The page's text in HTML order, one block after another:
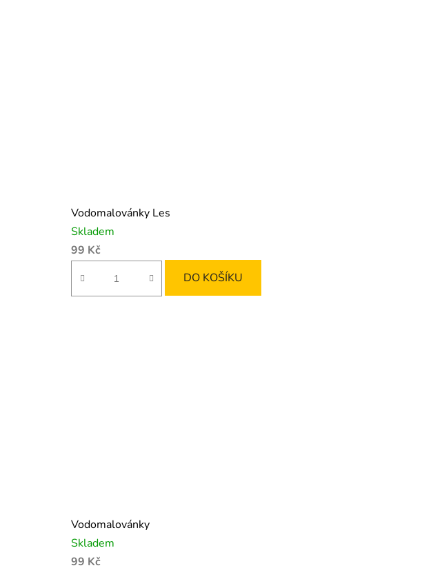
Vodomalovánky Les
Skladem
99 Kč
DO KOŠÍKU
Vodomalovánky
Skladem
99 Kč